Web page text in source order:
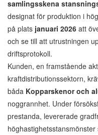
samlingsskena
designat för produktion i
på plats januari 2026 att
och se till att utrustningen
driftsprotokoll.
Kunden, en framstående
kraftdistributionssektorn,
båda Kopparskenor och
noggrannhet. Under
prestanda, levererade